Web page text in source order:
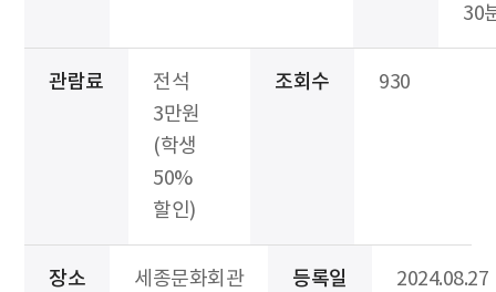
30
관람료
전석
3만원
(학생
50%
할인)
조회수 930
장소
세종문화회관
등록일 2024.08.27